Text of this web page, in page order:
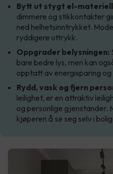
Bytt ut stygt el-
dimmere og stikkontakter
ned helhetsinntrykket.
ryddigere uttrykk.
Oppgrader belysningen:
bare bedre lys, men kan
opptatt av energisparing
Rydd, vask og fjern
leilighet, er en attraktiv
og personlige gjenstander.
kjøperen å se seg selv i